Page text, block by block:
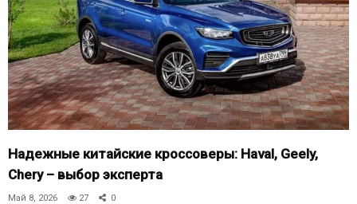
Надежные китайские кроссоверы: Haval, Geely,
Chery – выбор эксперта
Май 8, 2026 27 0